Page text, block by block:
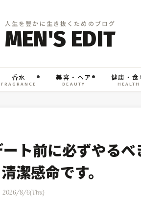
香水
FRAGRANCE
美容・ヘア
BEAUTY
健康・食
HEALTH
ート前に必ずやるべ
潔感命です。
2026/8/6(Thu)